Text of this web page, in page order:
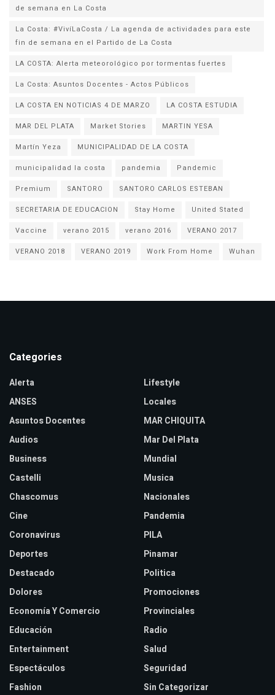
de semana en La Costa
La Costa: #VivíLaCosta / La agenda de actividades para este
fin de semana en el Partido de La Costa
LA COSTA: Alerta meteorológico por tormentas fuertes
La Costa: Asuntos Docentes - Actos Públicos
LA COSTA EN NOTICIAS 4 DE MARZO
LA COSTA ESTUDIA
MAR DEL PLATA
Market Stories
MARTIN YESA
Martín Yeza
MUNICIPALIDAD DE LA COSTA
municipalidad la costa
pandemia
Pandemic
Premium
SANTORO
SANTORO CARLOS ESTEBAN
SECRETARIA DE EDUCACION
Stay Home
United Stated
Vaccine
verano 2015 verano 2016
VERANO 2017
VERANO 2018
VERANO 2019 Work From Home Wuhan
Categories
Alerta
ANSES
Asuntos Docentes
Audios
Business
Castelli
Chascomus
Cine
Coronavirus
Deportes
Destacado
Dolores
Economía Y Comercio
Educación
Entertainment
Espectáculos
Fashion
Lifestyle
Locales
MAR CHIQUITA
Mar Del Plata
Mundial
Musica
Nacionales
Pandemia
PILA
Pinamar
Politica
Promociones
Provinciales
Radio
Salud
Seguridad
Sin Categorizar